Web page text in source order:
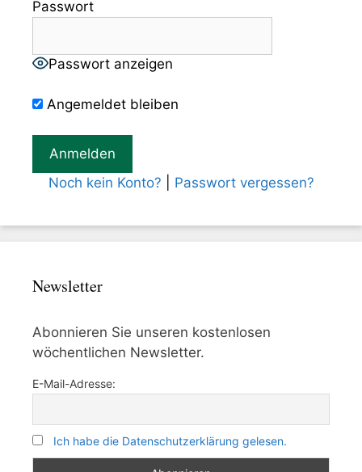
Passwort
Passwort anzeigen
Angemeldet bleiben
Noch kein Konto? Passwort vergessen?
Newsletter
Abonnieren Sie unseren kostenlosen
wöchentlichen Newsletter.
E-Mail-Adresse:
Ich habe die Datenschutzerklärung gelesen.